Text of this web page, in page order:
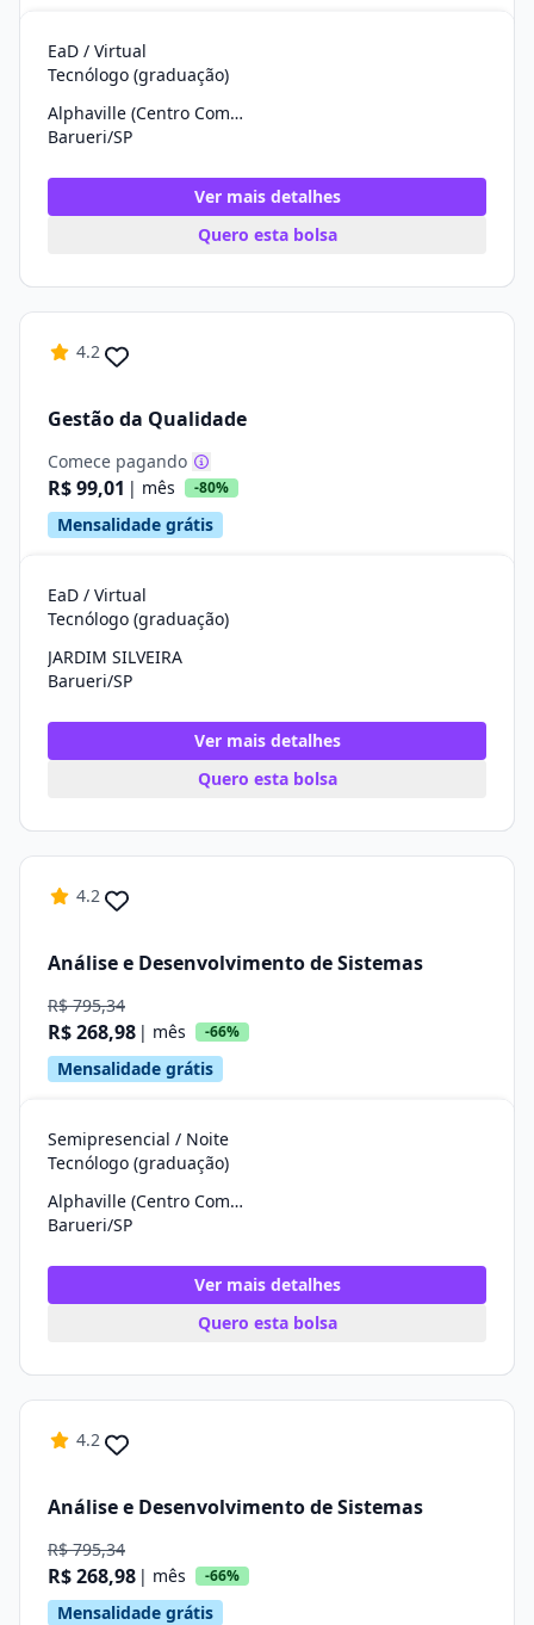
EaD / Virtual
Tecnólogo (graduação)
Alphaville (Centro Comercial)
Barueri/SP
Ver mais detalhes
Quero esta bolsa
4.2
Gestão da Qualidade
Comece pagando
R$ 99,01 | mês -80%
Mensalidade grátis
EaD / Virtual
Tecnólogo (graduação)
JARDIM SILVEIRA
Barueri/SP
Ver mais detalhes
Quero esta bolsa
4.2
Análise e Desenvolvimento de Sistemas
R$ 795,34
R$ 268,98 | mês -66%
Mensalidade grátis
Semipresencial / Noite
Tecnólogo (graduação)
Alphaville (Centro Comercial)
Barueri/SP
Ver mais detalhes
Quero esta bolsa
4.2
Análise e Desenvolvimento de Sistemas
R$ 795,34
R$ 268,98 | mês -66%
Mensalidade grátis